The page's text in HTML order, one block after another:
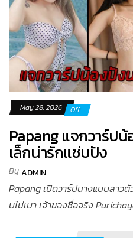
May 28, 2026 Off
Papang แจกวาร์ป
เล็กน่ารักแซ่บปัง
ByADMIN
Papang เปิดวาร์ปนางแบบสาว
บไม่เบา เจ้าของชื่อจริง